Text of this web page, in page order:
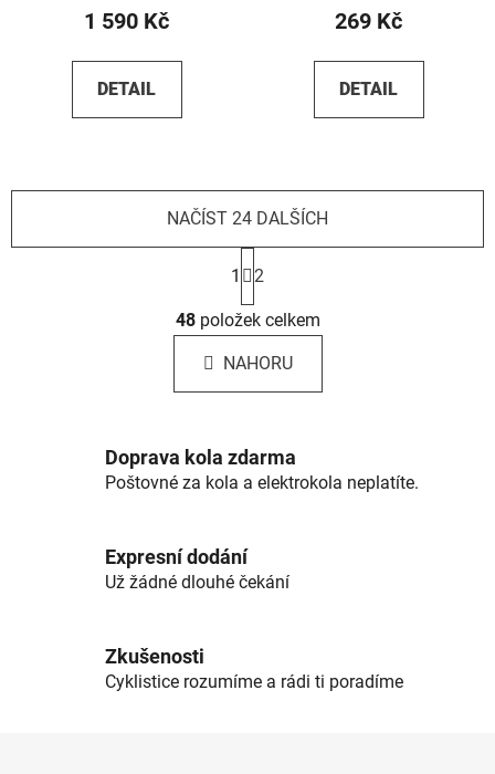
1 590 Kč
DETAIL
269 Kč
DETAIL
O
v
l
á
d
c
í
p
v
k
y
i
NAČÍST 24 DALŠÍCH
S
t
r
á
n
k
n
í
1 2
48položek celkem
NAHORU
Doprava kola zdarma
Poštovné za kola a elektrokola neplatíte.
Expresní dodání
Už žádné dlouhé čekání
Zkušenosti
Cyklistice rozumíme a rádi ti poradíme